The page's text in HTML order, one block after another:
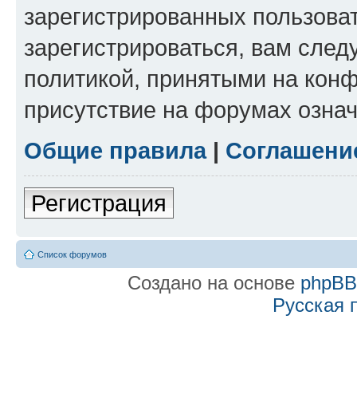
зарегистрированных
зарегистрироваться, вам
политикой, принятыми на
присутствие на форумах
Общие правила|
Регистрация
Список форумов
Создано на основе phpBB
Русская